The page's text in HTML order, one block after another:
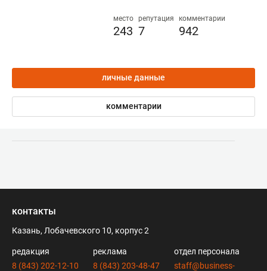
место
243
репутация
7
комментарии
942
личные данные
комментарии
контакты
Казань, Лобачевского 10, корпус 2
редакция
8 (843) 202-12-10
реклама
8 (843) 203-48-47
отдел персонала
staff@business-